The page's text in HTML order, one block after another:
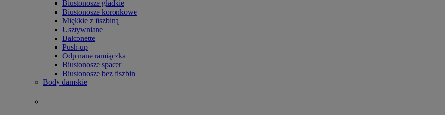
Biustonosze gładkie
Biustonosze koronkowe
Miękkie z fiszbiną
Usztywniane
Balconette
Push-up
Odpinane ramiączka
Biustonosze spacer
Biustonosze bez fiszbin
Body damskie